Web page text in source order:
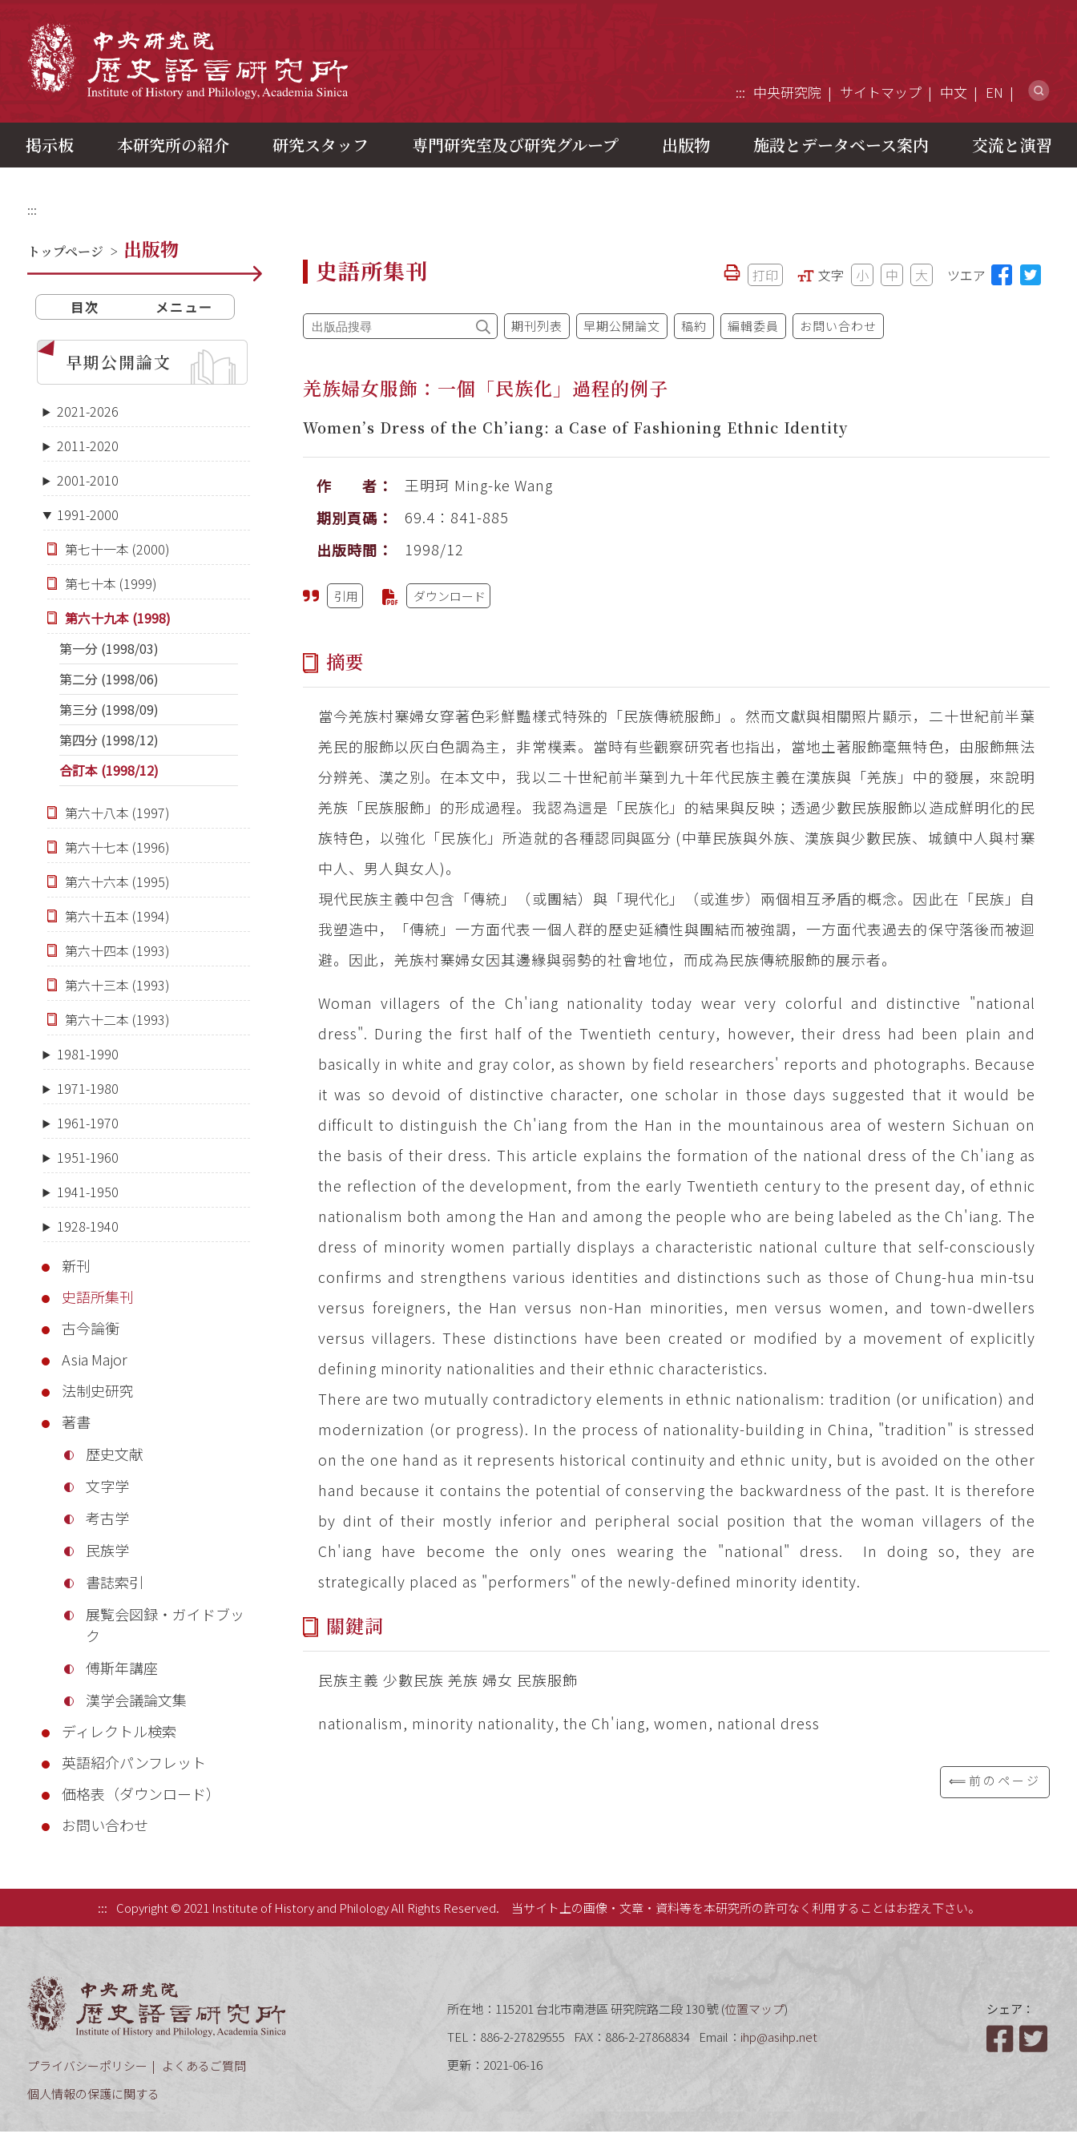
::: 中央研究院 サイトマップ 中文 EN
掲示板 本研究所の紹介 研究スタッフ 専門研究室及び研究グループ 出版物 施設とデータベース案内 交流と演習
:::
トップページ > 出版物
目次 メニュー
早期公開論文
2021-2026
2011-2020
2001-2010
1991-2000
第七十一本 (2000)
第七十本 (1999)
第六十九本 (1998)
第一分 (1998/03)
第二分 (1998/06)
第三分 (1998/09)
第四分 (1998/12)
合訂本 (1998/12)
第六十八本 (1997)
第六十七本 (1996)
第六十六本 (1995)
第六十五本 (1994)
第六十四本 (1993)
第六十三本 (1993)
第六十二本 (1993)
1981-1990
1971-1980
1961-1970
1951-1960
1941-1950
1928-1940
新刊
史語所集刊
古今論衡
Asia Major
法制史研究
著書
歴史文献
文字学
考古学
民族学
書誌索引
展覧会図録・ガイドブッ
ク
傅斯年講座
漢学会議論文集
ディレクトル検索
英語紹介パンフレット
価格表（ダウンロード）
お問い合わせ
史語所集刊 打印 文字 小 中 大 ツエア
期刊列表 早期公開論文 稿約 編輯委員 お問い合わせ
羌族婦女服飾：一個「民族化」過程的例子
Women’s Dress of the Ch’iang: a Case of Fashioning Ethnic Identity
作 者： 王明珂 Ming-ke Wang
期別頁碼：
69.4：841-885
出版時間：
1998/12
引用 ダウンロード
摘要
當今羌族村寨婦女穿著色彩鮮豔樣式特殊的「民族傳統服飾」。然而文獻與相關照片顯示，二十世紀前半葉
羌民的服飾以灰白色調為主，非常樸素。當時有些觀察研究者也指出，當地土著服飾毫無特色，由服飾無法
分辨羌、漢之別。在本文中，我以二十世紀前半葉到九十年代民族主義在漢族與「羌族」中的發展，來說明
羌族「民族服飾」的形成過程。我認為這是「民族化」的結果與反映；透過少數民族服飾以造成鮮明化的民
族特色，以強化「民族化」所造就的各種認同與區分 (中華民族與外族、漢族與少數民族、城鎮中人與村寨
中人、男人與女人)。
現代民族主義中包含「傳統」（或團結）與「現代化」（或進步）兩個相互矛盾的概念。因此在「民族」自
我塑造中，「傳統」一方面代表一個人群的歷史延續性與團結而被強調，一方面代表過去的保守落後而被迴
避。因此，羌族村寨婦女因其邊緣與弱勢的社會地位，而成為民族傳統服飾的展示者。
Woman villagers of the Ch'iang nationality today wear very colorful and distinctive "national
dress". During the first half of the Twentieth century, however, their dress had been plain and
basically in white and gray color, as shown by field researchers' reports and photographs. Because
it was so devoid of distinctive character, one scholar in those days suggested that it would be
difficult to distinguish the Ch'iang from the Han in the mountainous area of western Sichuan on
the basis of their dress. This article explains the formation of the national dress of the Ch'iang as
the reflection of the development, from the early Twentieth century to the present day, of ethnic
nationalism both among the Han and among the people who are being labeled as the Ch'iang. The
dress of minority women partially displays a characteristic national culture that self-consciously
confirms and strengthens various identities and distinctions such as those of Chung-hua min-tsu
versus foreigners, the Han versus non-Han minorities, men versus women, and town-dwellers
versus villagers. These distinctions have been created or modified by a movement of explicitly
defining minority nationalities and their ethnic characteristics.
There are two mutually contradictory elements in ethnic nationalism: tradition (or unification) and
modernization (or progress). In the process of nationality-building in China, "tradition" is stressed
on the one hand as it represents historical continuity and ethnic unity, but is avoided on the other
hand because it contains the potential of conserving the backwardness of the past. It is therefore
by dint of their mostly inferior and peripheral social position that the woman villagers of the
Ch'iang have become the only ones wearing the "national" dress. In doing so, they are
strategically placed as "performers" of the newly-defined minority identity.
關鍵詞
民族主義 少數民族 羌族 婦女 民族服飾
nationalism, minority nationality, the Ch'iang, women, national dress
⟸前のページ
::: Copyright © 2021 Institute of History and Philology All Rights Reserved. 当サイト上の画像・文章・資料等を本研究所の許可なく利用することはお控え下さい。
プライバシーポリシー
よくあるご質問
個人情報の保護に関する
所在地：115201 台北市南港區 研究院路二段 130 號 (位置マップ)
TEL：886-2-27829555
FAX：886-2-27868834 Email： ihp@asihp.net
更新：2021-06-16
シェア：
Facebook